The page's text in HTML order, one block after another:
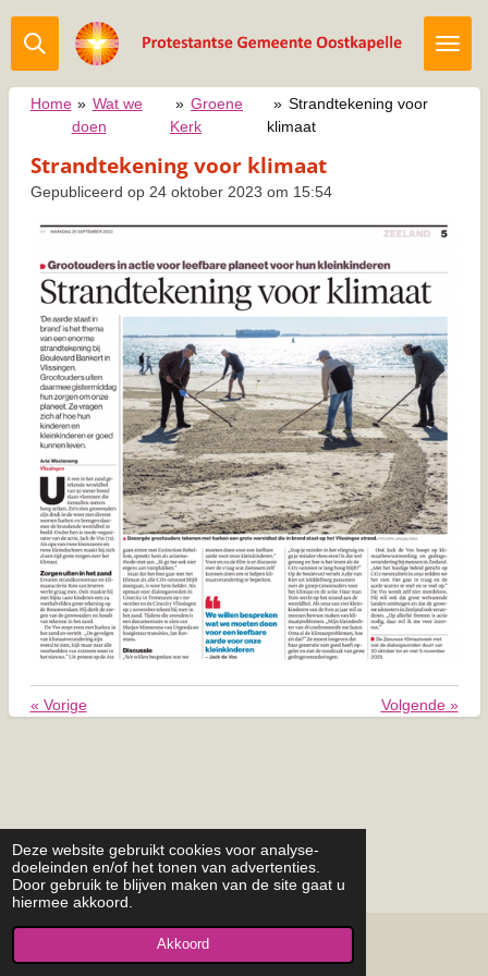
Deze website gebruikt cookies voor analyse-
doeleinden en/of het tonen van advertenties.
Door gebruik te blijven maken van de site gaat u
hiermee akkoord.
Akkoord
Ga
direct
naar
de
hoofdinhoud
Home » Wat we
doen
» Groene
Kerk
» Strandtekening voor
klimaat
Strandtekening voor klimaat
Gepubliceerd op 24 oktober 2023 om 15:54
« Vorige Volgende»
© 2015 - 2026 pgoostkapelle.nl